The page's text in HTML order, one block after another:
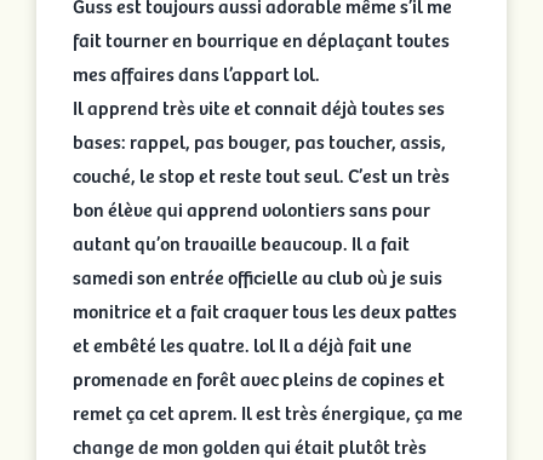
fait tourner en bourrique en déplaçant toutes
mes affaires dans l’appart lol.
Il apprend très vite et connait déjà toutes ses
bases: rappel, pas bouger, pas toucher, assis,
couché, le stop et reste tout seul. C’est un très
bon élève qui apprend volontiers sans pour
autant qu’on travaille beaucoup. Il a fait
samedi son entrée officielle au club où je suis
monitrice et a fait craquer tous les deux pattes
et embêté les quatre. lol Il a déjà fait une
promenade en forêt avec pleins de copines et
remet ça cet aprem. Il est très énergique, ça me
change de mon golden qui était plutôt très